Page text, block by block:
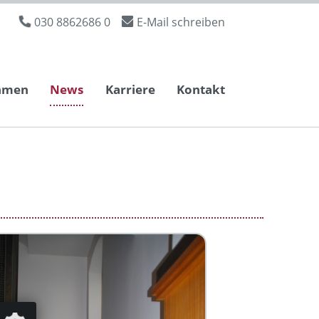
030 8862686 0 E-Mail schreiben
News Karriere Kontakt